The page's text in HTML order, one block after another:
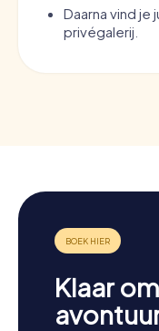
Daarna vind je
privégalerij.
Klaar